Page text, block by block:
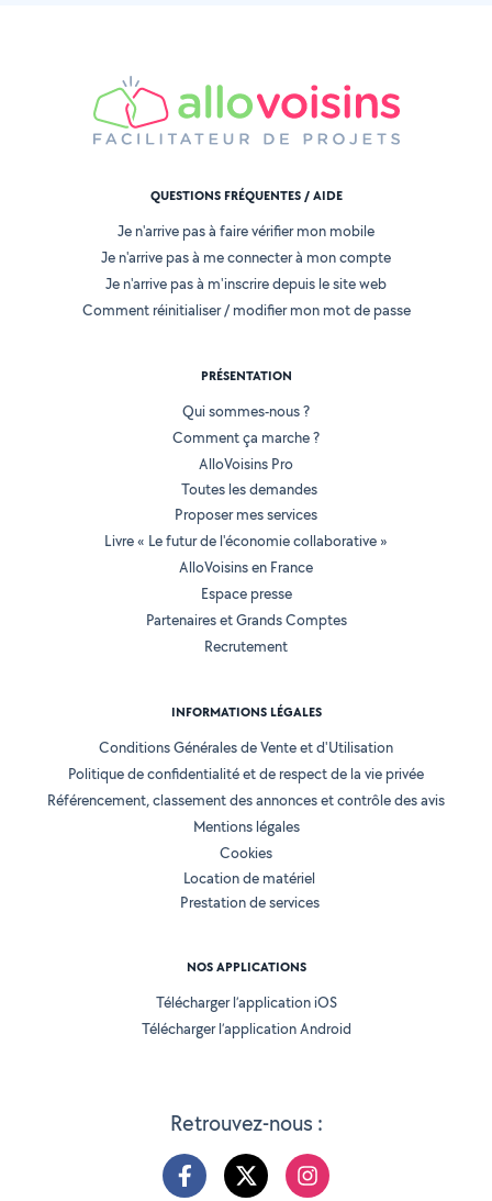
Retrouvez-nous :
QUESTIONS FRÉQUENTES / AIDE
Je n'arrive pas à faire vérifier mon mobile
Je n'arrive pas à me connecter à mon compte
Je n'arrive pas à m'inscrire depuis le site web
Comment réinitialiser / modifier mon mot de passe
PRÉSENTATION
Qui sommes-nous ?
Comment ça marche ?
AlloVoisins Pro
Toutes les demandes
Proposer mes services
Livre « Le futur de l'économie collaborative »
AlloVoisins en France
Espace presse
Partenaires et Grands Comptes
Recrutement
INFORMATIONS LÉGALES
Conditions Générales de Vente et d'Utilisation
Politique de confidentialité et de respect de la vie privée
Référencement, classement des annonces et contrôle des avis
Mentions légales
Cookies
Location de matériel
Prestation de services
NOS APPLICATIONS
Télécharger l’application iOS
Télécharger l’application Android